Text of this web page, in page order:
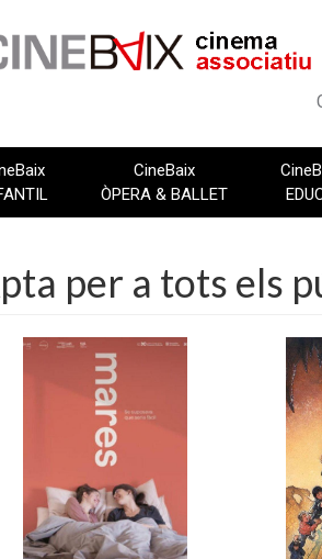
CineBaix
ÒPERA & BALLET
per a tots els